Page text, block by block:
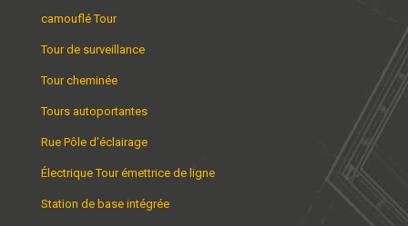
camouflé Tour
Tour de surveillance
Tour cheminée
Tours autoportantes
Rue Pôle d'éclairage
Électrique Tour émettrice de ligne
Station de base intégrée